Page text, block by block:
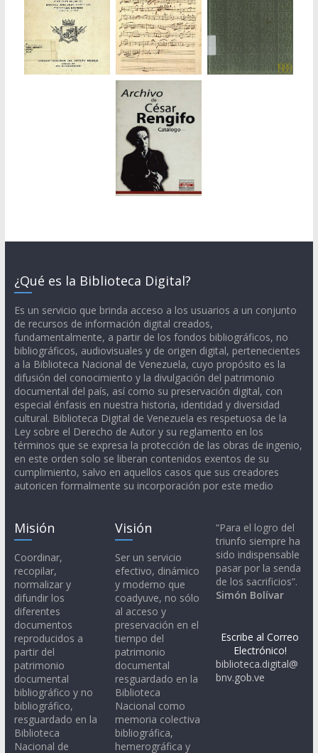
¿Qué es la Biblioteca Digital?
Es un servicio que brinda acceso a los usuarios a un conjunto
de recursos de información digital creados,
fundamentalmente, a partir de los fondos bibliográficos, no
bibliográficos, audiovisuales y de origen digital, pertenecientes
a la Biblioteca Nacional de Venezuela, cuyo propósito es la
difusión del conocimiento y la divulgación del patrimonio
documental del país, así como su preservación digital, con
especial énfasis en nuestra historia, identidad y diversidad
cultural. Biblioteca Digital de Venezuela es respetuosa de la
Ley sobre el Derecho de Autor y su reglamento en los
términos que se expresa la protección de las obras de ingenio,
en este orden solo se liberan contenidos exentos de su
cumplimiento, salvo en aquellos casos que sus creadores
autoricen formalmente su incorporación por este medio
Misión
Coordinar,
recopilar,
normalizar y
difundir los
diferentes
documentos
reproducidos a
partir del
patrimonio
documental
bibliográfico y no
bibliográfico,
resguardado en la
Biblioteca
Nacional de
Visión
Ser un servicio
efectivo, dinámico
y moderno que
coadyuve, no sólo
al acceso y
preservación en el
tiempo del
patrimonio
documental
resguardado en la
Biblioteca
Nacional como
memoria colectiva
bibliográfica,
hemerográfica y
“Para el logro del
triunfo siempre ha
sido indispensable
pasar por la senda
de los sacrificios”.
Simón Bolívar
Escribe al Correo
Electrónico!
biblioteca.digital@
bnv.gob.ve